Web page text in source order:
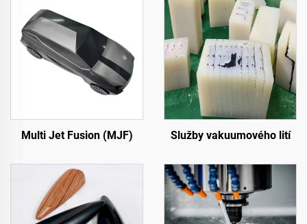
Multi Jet Fusion (MJF) Služby vakuumového lití